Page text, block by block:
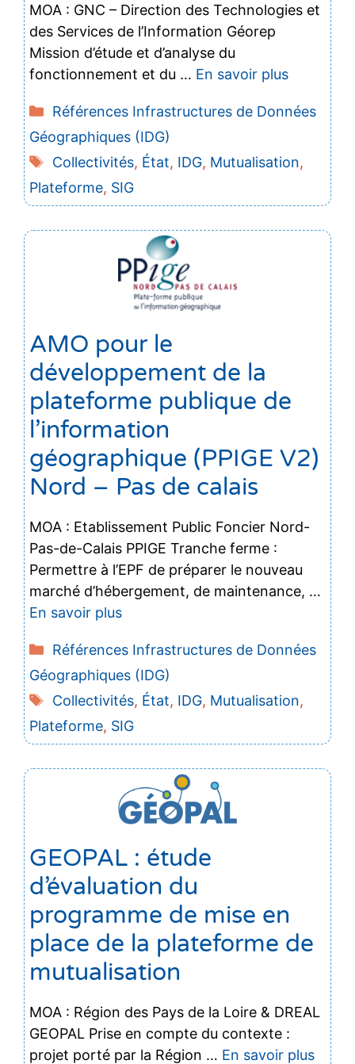
MOA : GNC – Direction des Technologies et
des Services de l’Information Géorep
Mission d’étude et d’analyse du
fonctionnement et du … En savoir plus
Catégories
Références Infrastructures de Données
Géographiques (IDG)
Étiquettes
Collectivités, État, IDG, Mutualisation,
Plateforme, SIG
AMO pour le
développement de la
plateforme publique de
l’information
géographique (PPIGE V2)
Nord – Pas de calais
MOA : Etablissement Public Foncier Nord-
Pas-de-Calais PPIGE Tranche ferme :
Permettre à l’EPF de préparer le nouveau
marché d’hébergement, de maintenance, …
En savoir plus
Catégories
Références Infrastructures de Données
Géographiques (IDG)
Étiquettes
Collectivités, État, IDG, Mutualisation,
Plateforme, SIG
GEOPAL : étude
d’évaluation du
programme de mise en
place de la plateforme de
mutualisation
MOA : Région des Pays de la Loire & DREAL
GEOPAL Prise en compte du contexte :
projet porté par la Région … En savoir plus